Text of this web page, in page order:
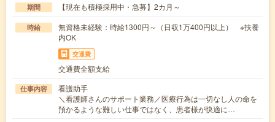
期間 【現在も積極採用中・急募】2カ月～
時給
無資格未経験：時給1300円～（日収1万400円以上） ※扶養
内OK
交通費
交通費全額支給
仕事内容
看護助手
＼看護師さんのサポート業務／医療行為は一切なし人の命を
預かるような難しい仕事ではなく、患者様が快適に…